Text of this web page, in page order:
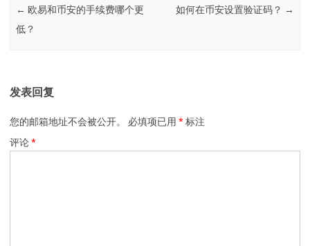
← 欧易和币安的手续费哪个更
低？
如何在币安设置验证码？ →
发表回复
您的邮箱地址不会被公开。 必填项已用 * 标注
评论*